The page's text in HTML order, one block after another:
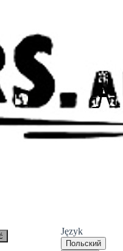
Język
Польский